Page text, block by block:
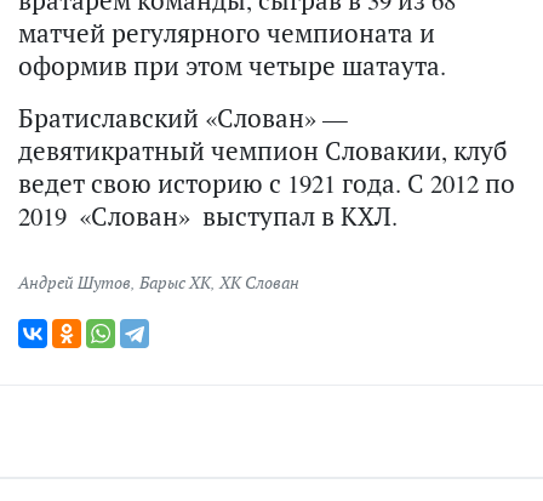
матчей регулярного чемпионата и
оформив при этом четыре шатаута.
Братиславский «Слован» —
девятикратный чемпион Словакии, клуб
ведет свою историю с 1921 года. С 2012 по
2019 «Слован» выступал в КХЛ.
Андрей Шутов, Барыс ХК,ХК Слован